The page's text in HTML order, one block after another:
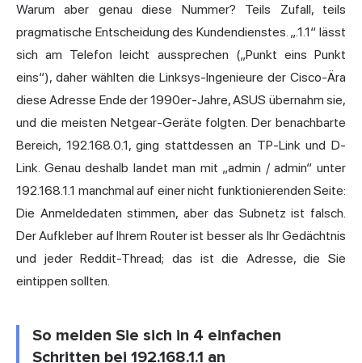
Warum aber genau diese Nummer? Teils Zufall, teils
pragmatische Entscheidung des Kundendienstes. „.1.1“ lässt
sich am Telefon leicht aussprechen („Punkt eins Punkt
eins“), daher wählten die Linksys-Ingenieure der Cisco-Ära
diese Adresse Ende der 1990er-Jahre, ASUS übernahm sie,
und die meisten Netgear-Geräte folgten. Der benachbarte
Bereich, 192.168.0.1, ging stattdessen an TP-Link und D-
Link. Genau deshalb landet man mit „admin / admin“ unter
192.168.1.1 manchmal auf einer nicht funktionierenden Seite:
Die Anmeldedaten stimmen, aber das Subnetz ist falsch.
Der Aufkleber auf Ihrem Router ist besser als Ihr Gedächtnis
und jeder Reddit-Thread; das ist die Adresse, die Sie
eintippen sollten.
So melden Sie sich in 4 einfachen
Schritten bei 192.168.1.1 an